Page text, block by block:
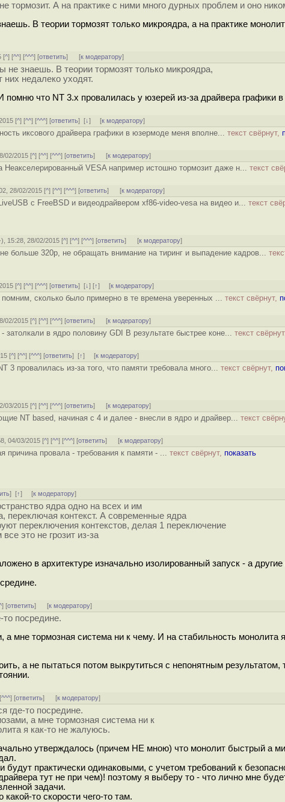
тормозит. А на практике с ними много дурных проблем и оно
В теории тормозят только микроядра, а на практике
[^] [^^] [^^^] [ответить] [к модератору]
не знаешь. В теории тормозят только микроядра,
них недалеко уходят.
помню что NT 3.x провалилась у юзерей из-за драйвера графики
[^] [^^] [^^^] [ответить][↓] [к модератору]
иксового драйвера графики в юзермоде меня вполне... текст свёрнут,
02/2015 [^] [^^] [^^^] [ответить] [к модератору]
Неакселерированный VESA например истошно тормозит даже н... текст
28/02/2015 [^] [^^] [^^^] [ответить] [к модератору]
с FreeBSD и видеодрайвером xf86-video-vesa на видео и... текст
), 15:28, 28/02/2015 [^] [^^] [^^^] [ответить] [к модератору]
не больше 320p, не обращать внимание на тиринг и выпадение кадров...
[^] [^^] [^^^] [ответить][↓] [↑] [к модератору]
сколько было примерно в те времена уверенных ... текст свёрнут,
02/2015 [^] [^^] [^^^] [ответить] [к модератору]
затолкали в ядро половину GDI В результате быстрее коне... текст
[^] [^^] [^^^] [ответить][↑] [к модератору]
3 провалилась из-за того, что памяти требовала много... текст свёрнут,
03/2015 [^] [^^] [^^^] [ответить] [к модератору]
NT based, начиная с 4 и далее - внесли в ядро и драйвер... текст
04/03/2015 [^] [^^] [^^^] [ответить] [к модератору]
причина провала - требования к памяти - ... текст свёрнут, показать
][↑] [к модератору]
ядра одно на всех и им
переключая контекст. А современные ядра
переключения контекстов, делая 1 переключение
это не грозит из-за
в архитектуре изначально изолированный запуск - а другие
] [ответить] [к модератору]
то посредине.
а мне тормозная система ни к чему. И на стабильность монолита
а не пытаться потом выкрутиться с непонятным результатом,
^^^] [ответить] [к модератору]
где-то посредине.
а мне тормозная система ни к
я как-то не жалуюсь.
утверждалось (причем НЕ мною) что монолит быстрый а
будут практически одинаковыми, с учетом требований к
тут не при чем)! поэтому я выберу то - что лично мне
задачи.
то скорости чего-то там.